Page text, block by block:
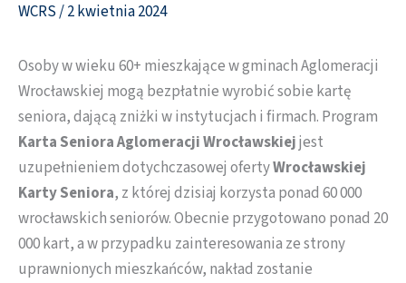
WCRS/2 kwietnia 2024
Osoby w wieku 60+ mieszkające w gminach Aglomeracji
Wrocławskiej mogą bezpłatnie wyrobić sobie kartę
seniora, dającą zniżki w instytucjach i firmach. Program
Karta Seniora Aglomeracji Wrocławskiejjest
uzupełnieniem dotychczasowej ofertyWrocławskiej
Karty Seniora, z której dzisiaj korzysta ponad 60 000
wrocławskich seniorów. Obecnie przygotowano ponad 20
000 kart, a w przypadku zainteresowania ze strony
uprawnionych mieszkańców, nakład zostanie